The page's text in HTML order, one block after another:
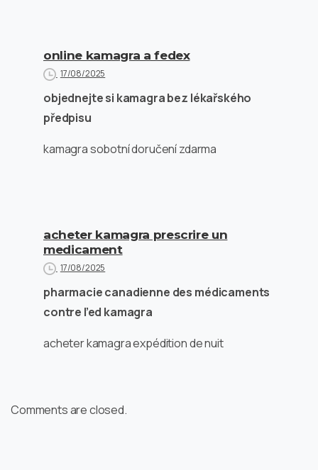
online kamagra a fedex
17/08/2025
objednejte si kamagra bez lékařského
předpisu
kamagra sobotní doručení zdarma
acheter kamagra prescrire un
medicament
17/08/2025
pharmacie canadienne des médicaments
contre l’ed kamagra
acheter kamagra expédition de nuit
Comments are closed.